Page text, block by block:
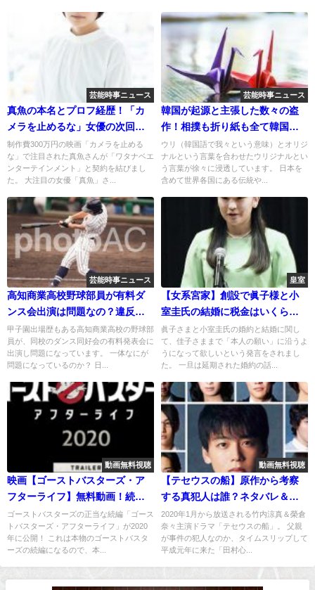
芸能時事ニュース
真魚の本名とプロフ経歴！「カ
メラを止めるな」女優の次回作
（予定）
制作費300万円の映画「カメラを止める
な」で注目された真魚さんが「ワタナベエ
ンターテインメント」と契約を結びまし
た。 大注目の女優「真魚」さ...
芸能時事ニュース
韓国が起源と主張した数々の盗
作！相撲も折り紙も全て韓国の
もの！？
ウリ（韓国語で我々という意味）とオリジ
ナルという言葉を合わせたウリジナルとい
う言葉が徐々に浸透しています。 日本を
含めて世界各国にある伝統や...
芸能時事ニュース
高知商業高校野球部員が有料ダ
ンス会出演は問題なの？違反の
内容とは？
甲子園出場歴もある高知商業高校の野球部
員が、同校のダンス同好会の有料発表会に
出演し問題になっています。 一体なにが
問題になっているのか？ 日...
皇室
【女系宮家】創設で眞子様と小
室圭氏の結婚に税金はいくら使
われる？
眞子さまと小室圭氏の婚約と結婚に関し
て、佳子さままで「本人の願い」に沿うよ
うになって欲しいという発言をされまし
た。 一旦は延期された婚約の話...
動画無料視聴
映画【ゴーストバスターズ・ア
フターライフ】無料動画！続編
あらすじネタバレ紹介！公開日
はいつ？
ゴーストバスターズの正当な続編「ゴース
トバスターズ・アフターライフ」が2020
年に公開！ これは本物のゴーストバスタ
ーズの続編になるので、本...
動画無料視聴
【テセウスの船】原作から考察
する真犯人は誰？ネタバレ＆あ
らすじ紹介？「心」の父親が犯
人なのか？テセウスの船の意味
とは？
2020年1月から放送される竹内涼真＆榮倉
奈々主演ドラマ「テセウスの船」。 父親
が事件の犯人なのか、タイムスリップして
平成元年に来た「田村心...